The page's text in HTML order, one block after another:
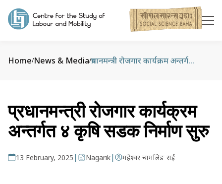
Home/News & Media/ प्रधानमन्त्री रोजगार कार्यक्रम अन्तर्गत ४ कृषि सडक निर्माण सुरु
प्रधानमन्त्री रोजगार कार्यक्रम
अन्तर्गत ४ कृषि सडक निर्माण सुरु
13 February, 2025 | Nagarik| महेश्वर चामलिङ राई